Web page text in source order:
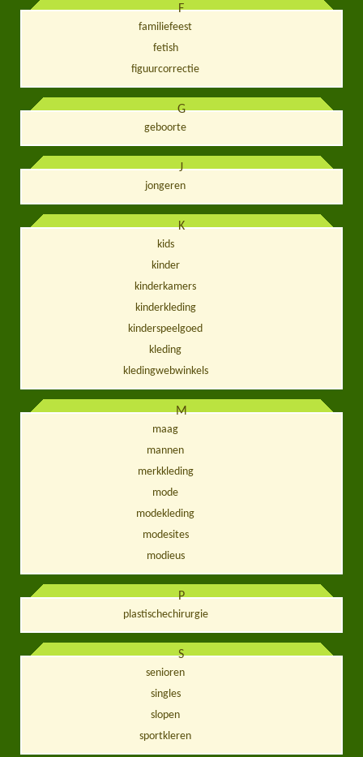
F
familiefeest
fetish
figuurcorrectie
G
geboorte
J
jongeren
K
kids
kinder
kinderkamers
kinderkleding
kinderspeelgoed
kleding
kledingwebwinkels
M
maag
mannen
merkkleding
mode
modekleding
modesites
modieus
P
plastischechirurgie
S
senioren
singles
slopen
sportkleren